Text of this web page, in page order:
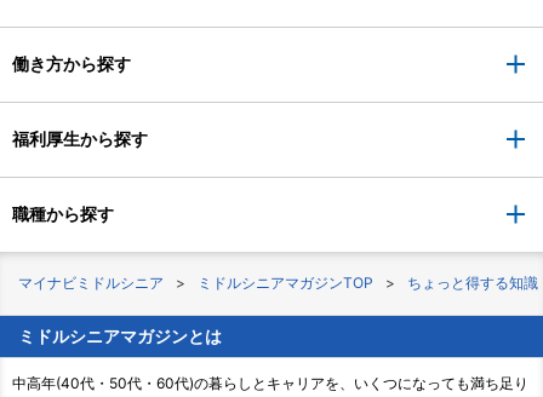
働き方から探す
福利厚生から探す
職種から探す
マイナビミドルシニア ミドルシニアマガジンTOP ちょっと得する知識
ミドルシニアマガジンとは
中高年(40代・50代・60代)の暮らしとキャリアを、いくつになっても満ち足り